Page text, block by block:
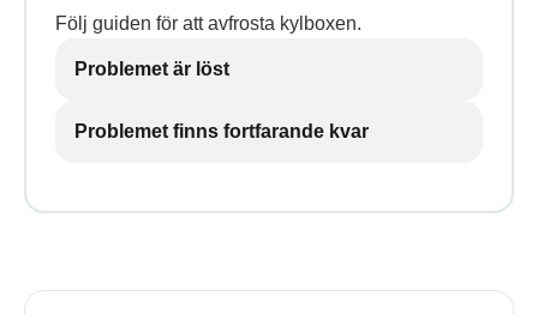
Följ guiden för att avfrosta kylboxen.
Problemet är löst
Problemet finns fortfarande kvar